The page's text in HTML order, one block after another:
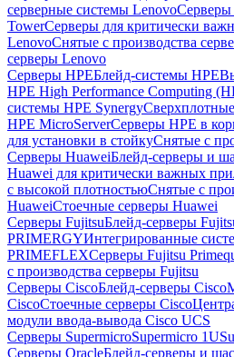
серверные системы LenovoСерверы
TowerСерверы для критически
LenovoСнятые с производства
серверы Lenovo
Серверы HPEБлейд-системы HPE
HPE High Performance Computing
системы HPE Synergy
HPE MicroServerСерверы HPE в
для установки в стойкуСнятые с
Серверы HuaweiБлейд-серверы и
Huawei для критически важных
с высокой плотностьюСнятые с
HuaweiСтоечные серверы Huawei
Серверы FujitsuБлейд-серверы
PRIMERGYИнтегрированные
PRIMEFLEXСерверы Fujitsu
с производства серверы Fujitsu
Серверы CiscoБлейд-серверы Cisco
CiscoСтоечные серверы Cisco
модули ввода-вывода Cisco UCS
Серверы SupermicroSupermicro 1U
Серверы OracleБлейд-серверы и